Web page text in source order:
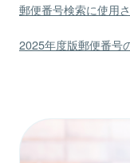
郵便番号検索に使用
2025年度版郵便番号